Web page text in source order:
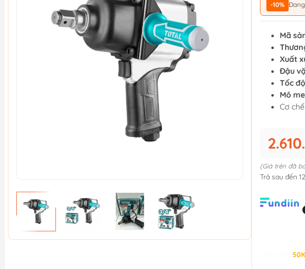
-10%
Mã
Xuất
Đậu
Tốc
Mô
Cơ
(Giá trên đã
Trả sau đến
50K